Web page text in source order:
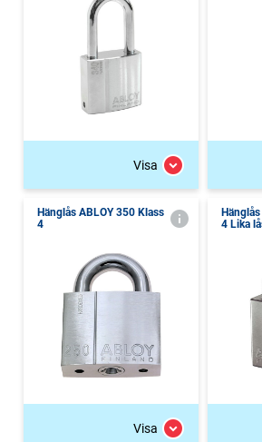
Visa
Hänglås ABLOY 350 Klass
4
Visa
4 Lika